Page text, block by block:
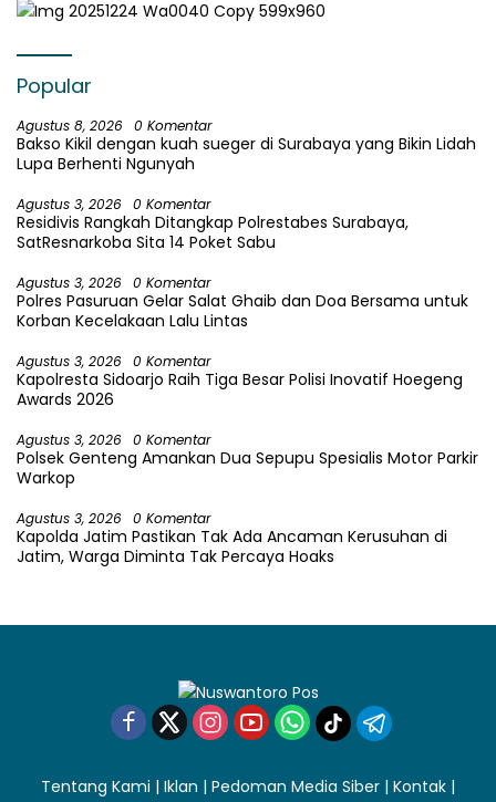
Popular
Agustus 8, 2026 0 Komentar
Bakso Kikil dengan kuah sueger di Surabaya yang Bikin Lidah
Lupa Berhenti Ngunyah
Agustus 3, 2026 0 Komentar
Residivis Rangkah Ditangkap Polrestabes Surabaya,
SatResnarkoba Sita 14 Poket Sabu
Agustus 3, 2026 0 Komentar
Polres Pasuruan Gelar Salat Ghaib dan Doa Bersama untuk
Korban Kecelakaan Lalu Lintas
Agustus 3, 2026 0 Komentar
Kapolresta Sidoarjo Raih Tiga Besar Polisi Inovatif Hoegeng
Awards 2026
Agustus 3, 2026 0 Komentar
Polsek Genteng Amankan Dua Sepupu Spesialis Motor Parkir
Warkop
Agustus 3, 2026 0 Komentar
Kapolda Jatim Pastikan Tak Ada Ancaman Kerusuhan di
Jatim, Warga Diminta Tak Percaya Hoaks
Tentang Kami | Iklan | Pedoman Media Siber | Kontak |